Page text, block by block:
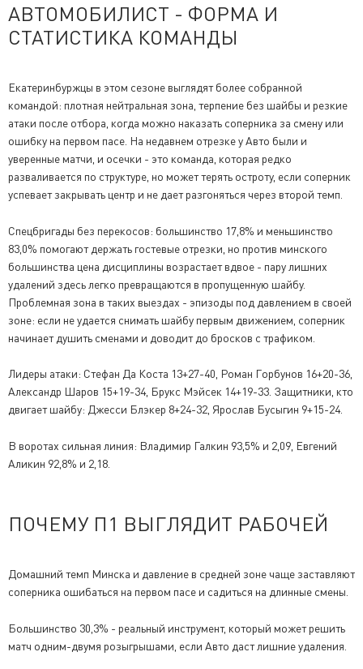
АВТОМОБИЛИСТ - ФОРМА И
СТАТИСТИКА КОМАНДЫ
Екатеринбуржцы в этом сезоне выглядят более собранной
командой: плотная нейтральная зона, терпение без шайбы и резкие
атаки после отбора, когда можно наказать соперника за смену или
ошибку на первом пасе. На недавнем отрезке у Авто были и
уверенные матчи, и осечки - это команда, которая редко
разваливается по структуре, но может терять остроту, если соперник
успевает закрывать центр и не дает разгоняться через второй темп.
Спецбригады без перекосов: большинство 17,8% и меньшинство
83,0% помогают держать гостевые отрезки, но против минского
большинства цена дисциплины возрастает вдвое - пару лишних
удалений здесь легко превращаются в пропущенную шайбу.
Проблемная зона в таких выездах - эпизоды под давлением в своей
зоне: если не удается снимать шайбу первым движением, соперник
начинает душить сменами и доводит до бросков с трафиком.
Лидеры атаки: Стефан Да Коста 13+27-40, Роман Горбунов 16+20-36,
Александр Шаров 15+19-34, Брукс Мэйсек 14+19-33. Защитники, кто
двигает шайбу: Джесси Блэкер 8+24-32, Ярослав Бусыгин 9+15-24.
В воротах сильная линия: Владимир Галкин 93,5% и 2,09, Евгений
Аликин 92,8% и 2,18.
ПОЧЕМУ П1 ВЫГЛЯДИТ РАБОЧЕЙ
Домашний темп Минска и давление в средней зоне чаще заставляют
соперника ошибаться на первом пасе и садиться на длинные смены.
Большинство 30,3% - реальный инструмент, который может решить
матч одним-двумя розыгрышами, если Авто даст лишние удаления.